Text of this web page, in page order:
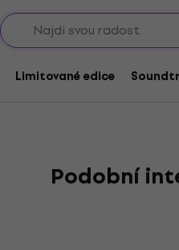
Limitované edice
Podobní